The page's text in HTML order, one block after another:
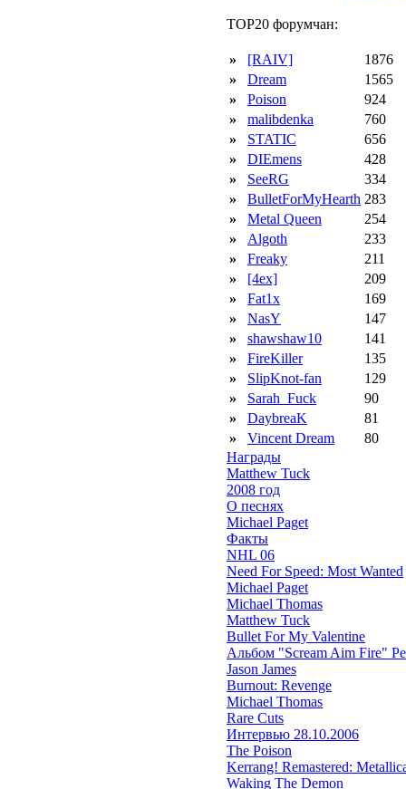
TOP20 форумчан:
» [RAIV]
1876
»
Dream
1565
»
Poison
924
»
malibdenka
760
»
STATIC
656
»
DIEmens
428
»
SeeRG
334
»
BulletForMyHearth 283
»
Metal Queen
254
»
Algoth
233
»
Freaky
211
»
[4ex]
209
»
Fat1x
169
»
NasY
147
»
shawshaw10
141
»
FireKiller
135
»
SlipKnot-fan
129
»
Sarah_Fuck
90
»
DaybreaK
81
»
Vincent Dream
80
Награды
Matthew Tuck
2008 год
О песнях
Michael Paget
Факты
NHL 06
Need For Speed: Most Wanted
Michael Paget
Michael Thomas
Matthew Tuck
Bullet For My Valentine
Альбом "Scream Aim Fire"
Jason James
Burnout: Revenge
Michael Thomas
Rare Cuts
Интервью 28.10.2006
The Poison
Kerrang! Remastered:
Waking The Demon